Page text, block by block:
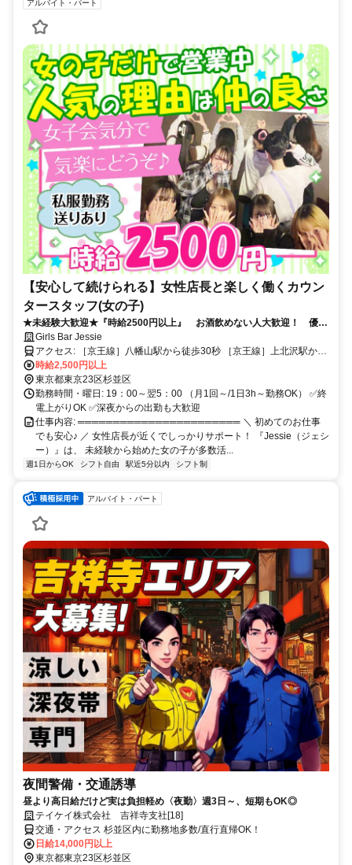
アルバイト・パート
【安心して続けられる】女性店長と楽しく働くカウン
タースタッフ(女の子)
★未経験大歓迎★『時給2500円以上』 お酒飲めない人大歓迎！ 優し
い女性店長で初めてでも安心☆ 学生・フリータさん活躍中！／ ナイ
トワーク初心者向けガールズバーです！
Girls Bar Jessie
アクセス: ［京王線］八幡山駅から徒歩30秒 ［京王線］上北沢駅から
徒歩7分 ［京王線］芦花公園駅 徒歩10分
時給2,500円以上
東京都東京23区杉並区
勤務時間・曜日: 19：00～翌5：00 （月1回～/1日3h～勤務OK） ✅終
電上がりOK ✅深夜からの出勤も大歓迎
仕事内容: ═══════════════════════ ＼ 初めてのお仕事
でも安心♪ ／ 女性店長が近くでしっかりサポート！ 『Jessie（ジェシ
ー）』は、 未経験から始めた女の子が多数活...
週1日からOK シフト自由 駅近5分以内 シフト制
アルバイト・パート
夜間警備・交通誘導
昼より高日給だけど実は負担軽め〈夜勤〉週3日～、短期もOK◎
テイケイ株式会社 吉祥寺支社[18]
交通・アクセス 杉並区内に勤務地多数/直行直帰OK！
日給14,000円以上
東京都東京23区杉並区